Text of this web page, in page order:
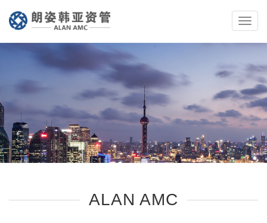
Toggle
ALAN AMC